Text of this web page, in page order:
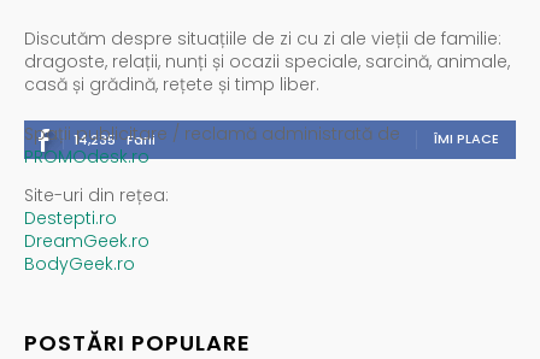
Discutăm despre situațiile de zi cu zi ale vieții de familie:
dragoste, relații, nunți și ocazii speciale, sarcină, animale,
casă și grădină, rețete și timp liber.
14,235 Fani ÎMI PLACE
Spații publicitare / reclamă administrată de
PROMOdesk.ro
Site-uri din rețea:
Destepti.ro
DreamGeek.ro
BodyGeek.ro
POSTĂRI POPULARE